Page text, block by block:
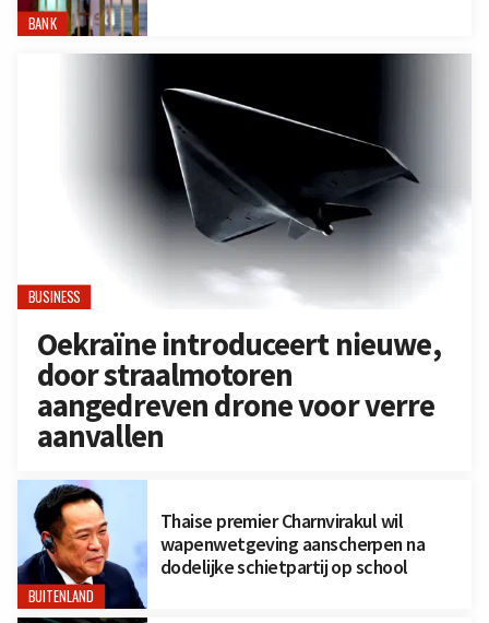
BANK
BUSINESS
Oekraïne introduceert nieuwe,
door straalmotoren
aangedreven drone voor verre
aanvallen
BUITENLAND
Thaise premier Charnvirakul wil
wapenwetgeving aanscherpen na
dodelijke schietpartij op school